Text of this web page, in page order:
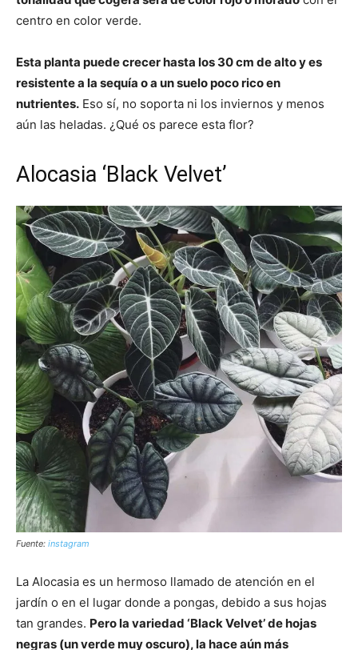
centro en color verde.
Esta planta puede crecer hasta los 30 cm de alto y es
resistente a la sequía o a un suelo poco rico en
nutrientes. Eso sí, no soporta ni los inviernos y menos
aún las heladas. ¿Qué os parece esta flor?
Alocasia ‘Black Velvet’
Fuente: instagram
La Alocasia es un hermoso llamado de atención en el
jardín o en el lugar donde a pongas, debido a sus hojas
tan grandes. Pero la variedad ‘Black Velvet’ de hojas
negras (un verde muy oscuro), la hace aún más